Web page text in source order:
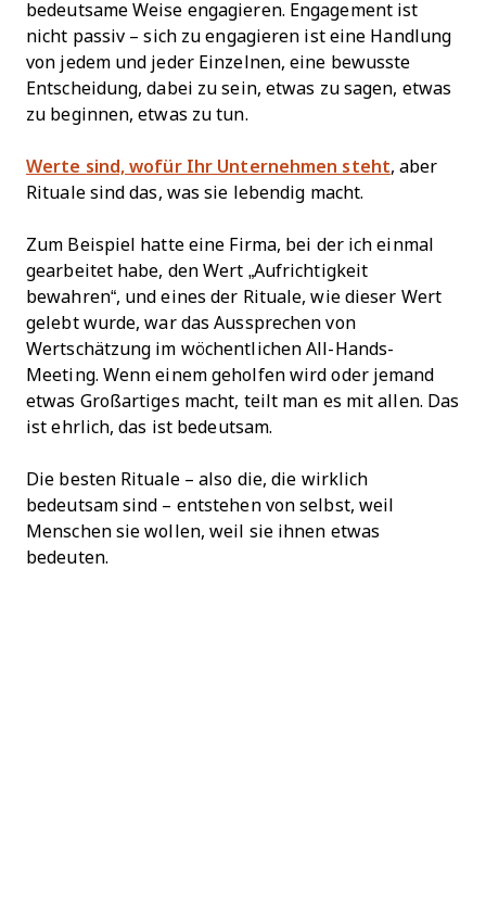
bedeutsame Weise engagieren. Engagement ist
nicht passiv – sich zu engagieren ist eine Handlung
von jedem und jeder Einzelnen, eine bewusste
Entscheidung, dabei zu sein, etwas zu sagen, etwas
zu beginnen, etwas zu tun.
Werte sind, wofür Ihr Unternehmen steht, aber
Rituale sind das, was sie lebendig macht.
Zum Beispiel hatte eine Firma, bei der ich einmal
gearbeitet habe, den Wert „Aufrichtigkeit
bewahren“, und eines der Rituale, wie dieser Wert
gelebt wurde, war das Aussprechen von
Wertschätzung im wöchentlichen All-Hands-
Meeting. Wenn einem geholfen wird oder jemand
etwas Großartiges macht, teilt man es mit allen. Das
ist ehrlich, das ist bedeutsam.
Die besten Rituale – also die, die wirklich
bedeutsam sind – entstehen von selbst, weil
Menschen sie wollen, weil sie ihnen etwas
bedeuten.